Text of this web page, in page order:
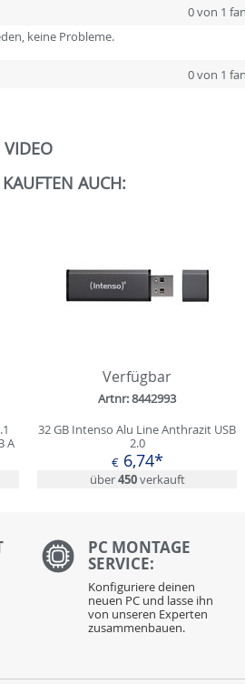
0 von 1
keine Probleme.
0 von 1
VIDEO
AUCH:
A
Verfügbar
Artnr: 8442993
32 GB Intenso Alu Line Anthrazit USB
2.0
€6,74*
über450verkauft
PC MONTAGE
SERVICE:
Konfiguriere deinen
neuen PC und lasse ihn
von unseren Experten
zusammenbauen.